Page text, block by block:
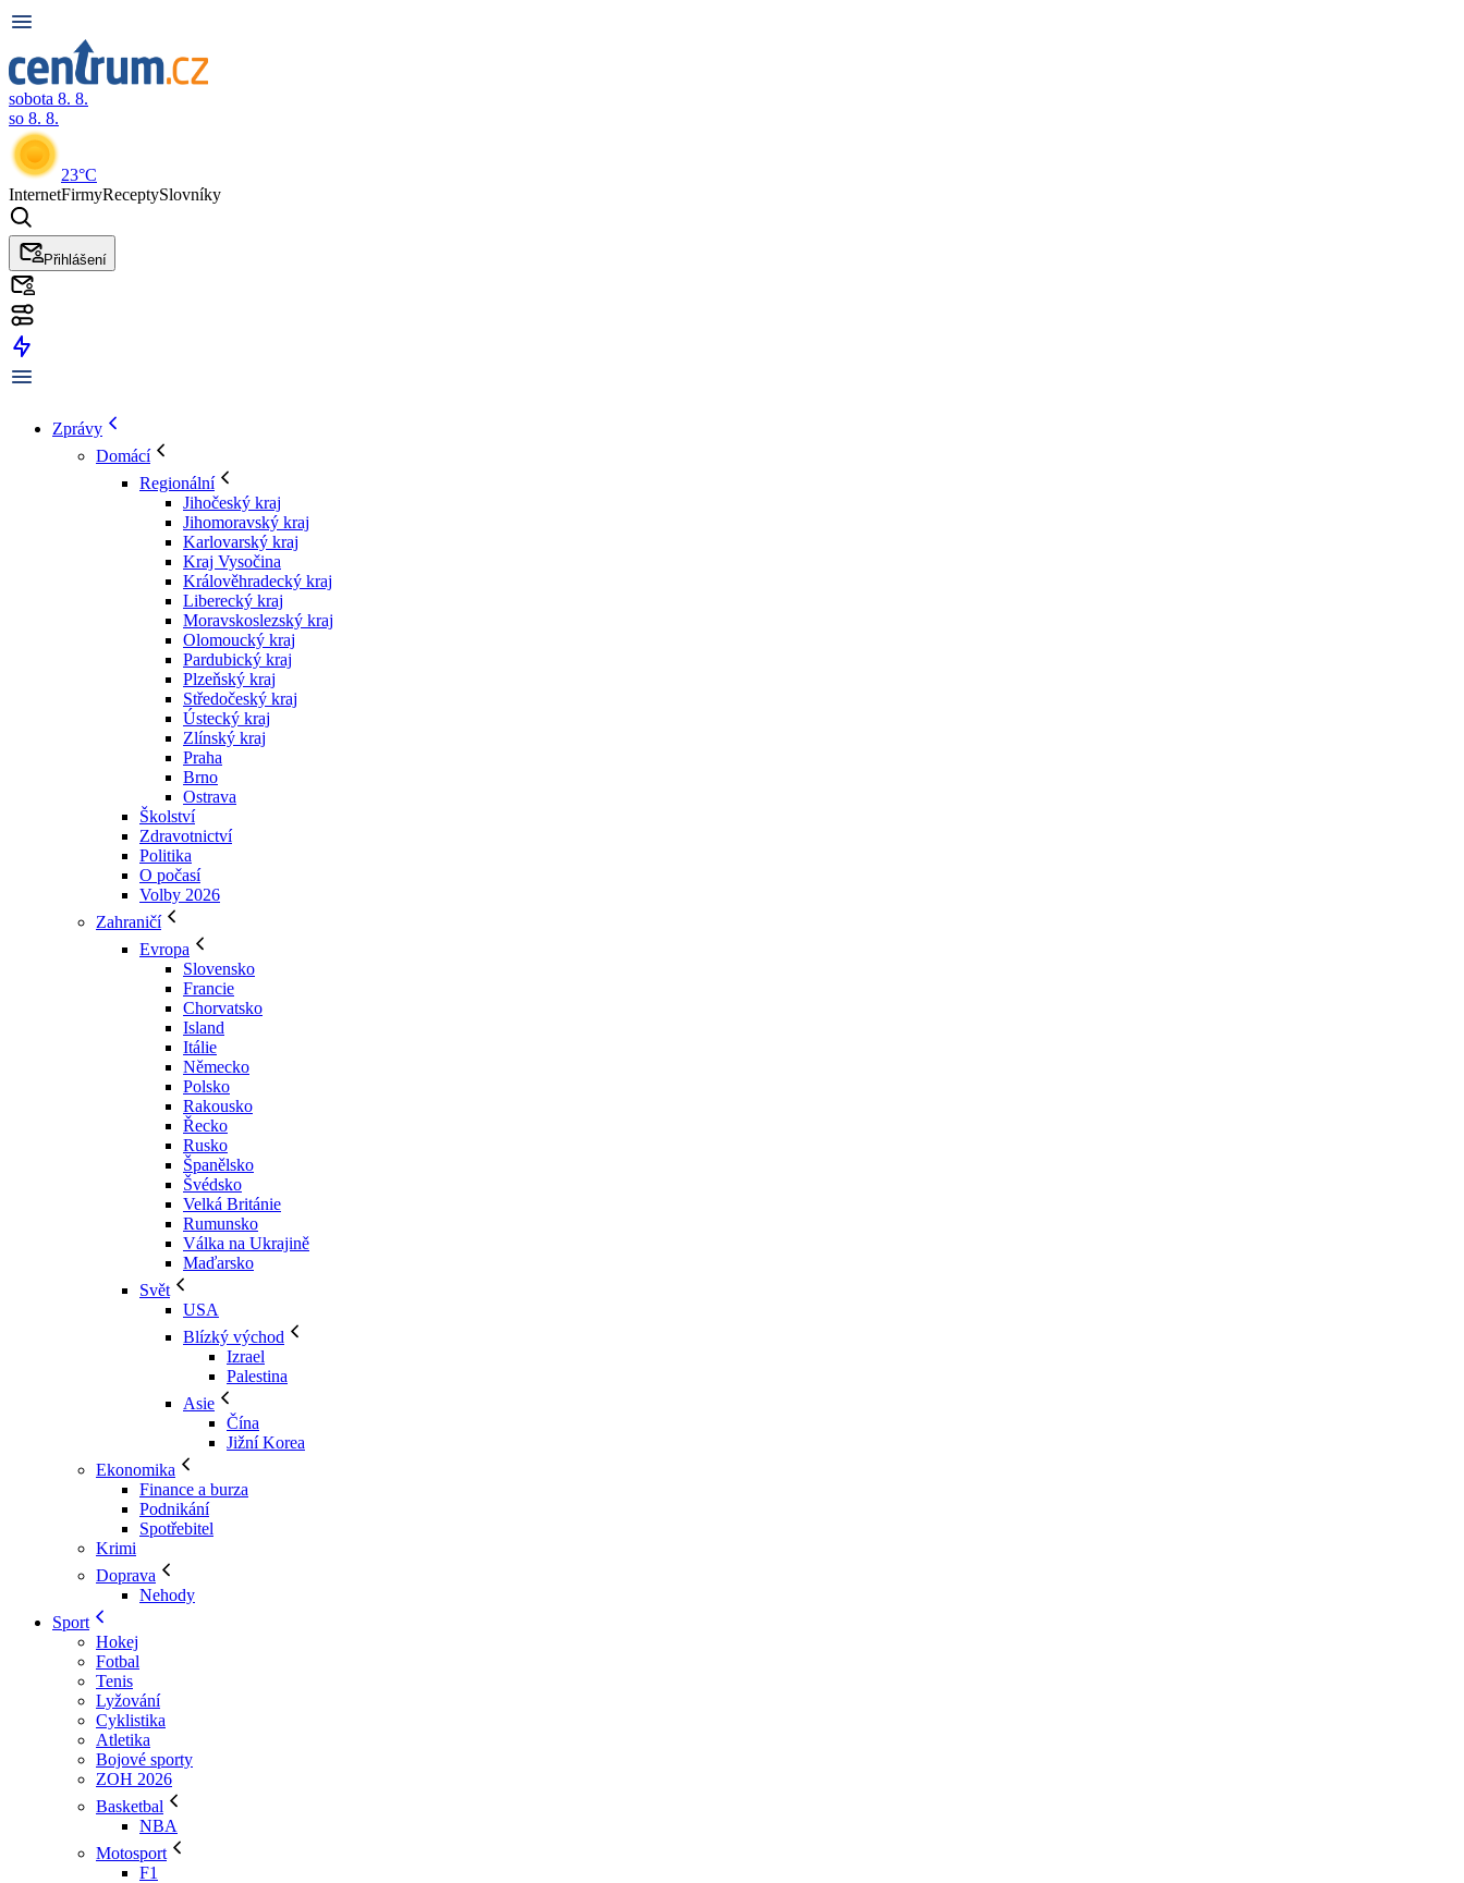
sobota 8. 8.
so 8. 8.
23°C
InternetFirmyReceptySlovníky
Přihlášení
Zprávy
Domácí
Regionální
Jihočeský kraj
Jihomoravský kraj
Karlovarský kraj
Kraj Vysočina
Králověhradecký kraj
Liberecký kraj
Moravskoslezský kraj
Olomoucký kraj
Pardubický kraj
Plzeňský kraj
Středočeský kraj
Ústecký kraj
Zlínský kraj
Praha
Brno
Ostrava
Školství
Zdravotnictví
Politika
O počasí
Volby 2026
Zahraničí
Evropa
Slovensko
Francie
Chorvatsko
Island
Itálie
Německo
Polsko
Rakousko
Řecko
Rusko
Španělsko
Švédsko
Velká Británie
Rumunsko
Válka na Ukrajině
Maďarsko
Svět
USA
Blízký východ
Izrael
Palestina
Asie
Čína
Jižní Korea
Ekonomika
Finance a burza
Podnikání
Spotřebitel
Krimi
Doprava
Nehody
Sport
Hokej
Fotbal
Tenis
Lyžování
Cyklistika
Atletika
Bojové sporty
ZOH 2026
Basketbal
NBA
Motosport
F1